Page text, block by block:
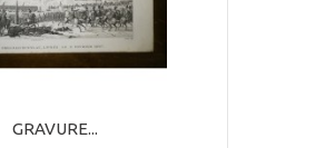
GRAVURE...